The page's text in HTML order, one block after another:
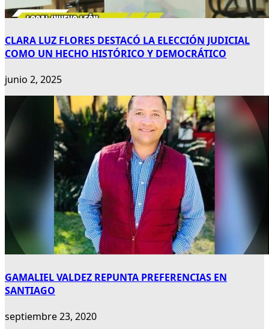
CLARA LUZ FLORES DESTACÓ LA ELECCIÓN JUDICIAL
COMO UN HECHO HISTÓRICO Y DEMOCRÁTICO
junio 2, 2025
GAMALIEL VALDEZ REPUNTA PREFERENCIAS EN
SANTIAGO
septiembre 23, 2020